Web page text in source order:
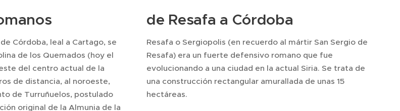
Córdoba, leal a Cartago, se
de los Quemados (hoy el
del centro actual de la
de distancia, al noroeste,
de Turruñuelos, postulado
original de la Almunia de la
de Resafa a Córdoba
Resafa o Sergiopolis (en recuerdo al mártir San Sergio de
Resafa) era un fuerte defensivo romano que fue
evolucionando a una ciudad en la actual Siria. Se trata de
una construcción rectangular amurallada de unas 15
hectáreas.